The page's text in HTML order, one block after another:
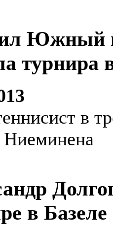
Южный
турнира
в
в Базеле